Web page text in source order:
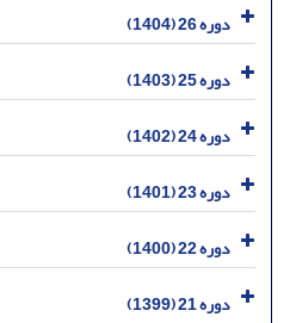
دوره 26 (1404)
دوره 25 (1403)
دوره 24 (1402)
دوره 23 (1401)
دوره 22 (1400)
دوره 21 (1399)